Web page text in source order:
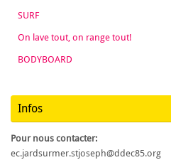
SURF
On lave tout, on range tout!
BODYBOARD
Infos
Pour nous contacter:
ec.jardsurmer.stjoseph@ddec85.org